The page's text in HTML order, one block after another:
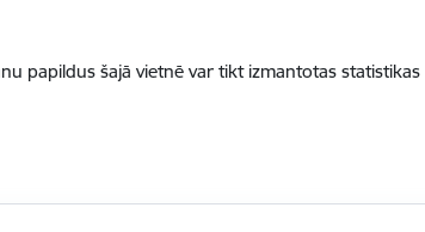
papildus šajā vietnē var tikt izmantotas